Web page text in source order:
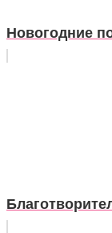
Новогодние